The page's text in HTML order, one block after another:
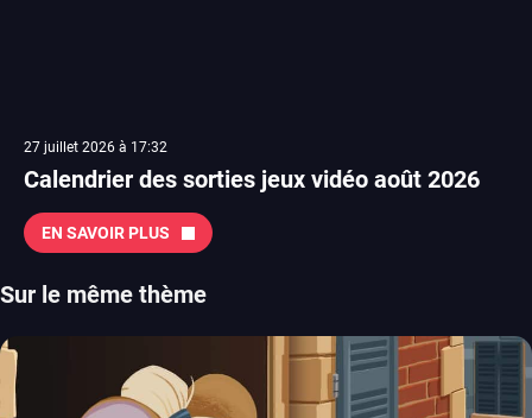
27 juillet 2026 à 17:32
Calendrier des sorties jeux vidéo août 2026
EN SAVOIR PLUS
Sur le même thème